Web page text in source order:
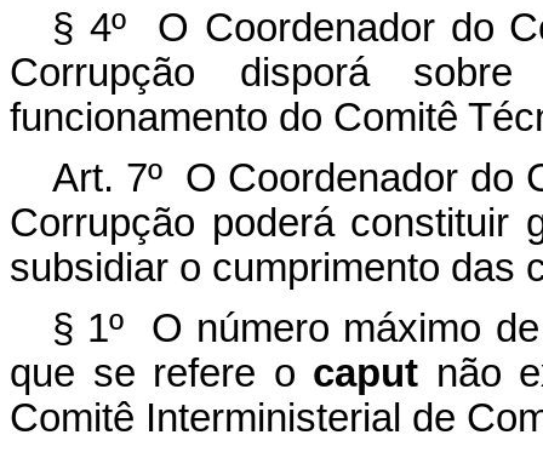
§ 4º O Coordenador do
Corrupção disporá
funcionamento do Comitê
Art. 7º O Coordenador do
Corrupção poderá constituir
subsidiar o cumprimento das
§ 1º O número máximo
que se refere o caput não
Comitê Interministerial de